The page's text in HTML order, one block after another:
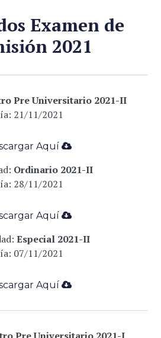
Examen de
2021
Pre Universitario 2021-II
21/11/2021
Aquí
Ordinario 2021-II
28/11/2021
Aquí
Especial 2021-II
07/11/2021
Aquí